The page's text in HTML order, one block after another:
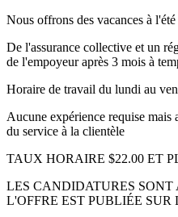
Nous offrons des vacances à
De l'assurance collective et un
de l'empoyeur après 3 mois à
Horaire de travail du lundi au
Aucune expérience requise mais
du service à la clientèle
TAUX HORAIRE $22.00 ET
LES CANDIDATURES SONT
L'OFFRE EST PUBLIÉE SUR